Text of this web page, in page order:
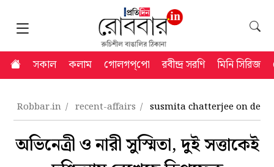
সকাল কলাম গোলগপ্‌পো রবীন্দ্র সরণি মিনি সিরিজ
Robbar.in recent-affairs susmita chatterjee on
অভিনেত্রী ও নারী সুস্মিতা, দুই সত্তাকেই